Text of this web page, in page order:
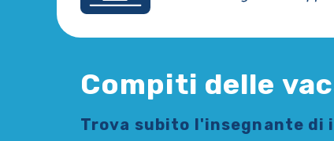
Compiti delle
Trova subito l'insegnante di